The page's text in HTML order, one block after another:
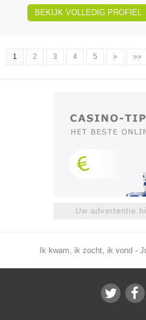
BEKIJK VOLLEDIG PROFIEL
1 2 3 4 5 » »»
Uw advertentie
Ik kwam, ik zocht, ik vond -